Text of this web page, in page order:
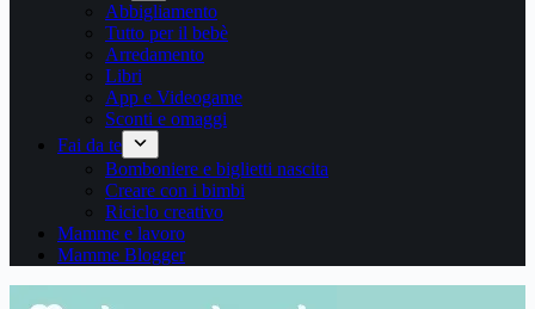
Abbigliamento
Tutto per il bebè
Arredamento
Libri
App e Videogame
Sconti e omaggi
Fai da te
Bomboniere e biglietti nascita
Creare con i bimbi
Riciclo creativo
Mamme e lavoro
Mamme Blogger